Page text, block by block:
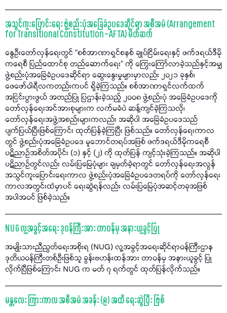
အသွင်ကူးပြောင်းရေး ဖွဲ့စည်းပုံအခြေခံဥပဒေဆိုင်ရာ အစီအမံ (Arrangement
for Transitional Constitution – AFTA) မိတ်ဆက်
နွေဦးတော်လှန်ရေးတွင် “စစ်အာဏာရှင်စနစ် ချုပ်ငြိမ်းရေးနှင့် ဖက်ဒရယ်ဒီမို
ကရေစီ ပြည်ထောင်စု တည်ဆောက်ရေး” ကို ကြွေးကြော်လာခဲ့သည်နှင့်အမျှ
ဖွဲ့စည်းပုံအခြေခံဥပဒေဆိုင်ရာ ဆွေးနွေးမှုများမှာလည်း ၂၀၂၁ ခုနှစ်၊
ဖေဖော်ဝါရီလကတည်းကပင် ရှိခဲ့ကြသည်။ စစ်အာဏာရှင်လက်ထက်
အငြင်းပွားဖွယ် အတည်ပြု ပြဌာန်းခဲ့သည့် ၂၀၀၈ ဖွဲ့စည်းပုံ အခြေခံဥပဒေကို
တော်လှန်ရေးအင်အားစုများက လက်မခံပဲ ဆန့်ကျင်ခဲ့ကြသလို၊
တော်လှန်ရေးအဖွဲ့အစည်းများကလည်း အဆိုပါ အခြေခံဥပဒေသည်
ပျက်ပြယ်ပြီးဖြစ်ကြောင်း ထုတ်ပြန်ခဲ့ကြပြီး ဖြစ်သည်။ တော်လှန်ရေးကာလ
တွင် ဖွဲ့စည်းပုံအခြေခံဥပဒေ မူဘောင်တရပ်အဖြစ် ဖက်ဒရယ်ဒီမိုကရေစီ
ပဋိညာဉ်အစိတ်အပိုင်း (၁) နှင့် (၂) ကို ထုတ်ပြန် ကျင့်သုံးခဲ့ကြသည်။ အဆိုပါ
ပဋိညာဉ်တွင်လည်း လမ်းပြမြေပုံများ ချမှတ်ခဲ့ရာတွင် တော်လှန်ရေးအလွန်
အသွင်ကူးပြောင်းရေးကာလ ဖွဲ့စည်းပုံအခြေခံဥပဒေတရပ်ကို တော်လှန်ရေး
ကာလအတွင်းထဲမှာပင် ရေးဆွဲရန်လည်း လမ်းပြမြေပုံအဆင့်တခုအဖြစ်
အပါအဝင် ဖြစ်ခဲ့သည်။
NUG လူ့အခွင့်အရေး ဒုဝန်ကြီးအား တာဝန်မှ အနားယူခွင့်ပြု
အမျိုးသားညီညွတ်ရေးအစိုးရ (NUG) လူ့အခွင့်အရေးဆိုင်ရာဝန်ကြီးဌာန
ဒုတိယဝန်ကြီးတစ်ဦးဖြစ်သူ ခွန်းဗဟန်းထန်အား တာဝန်မှ အနားယူခွင့် ပြု
လိုက်ပြီဖြစ်ကြောင်း NUG က မတ် ၇ ရက်တွင် ထုတ်ပြန်လိုက်သည်။
မန္တလေး ကြားကာလ အစီအမံ အခန်း (၉) အထိ ရေးဆွဲပြီး ဖြစ်